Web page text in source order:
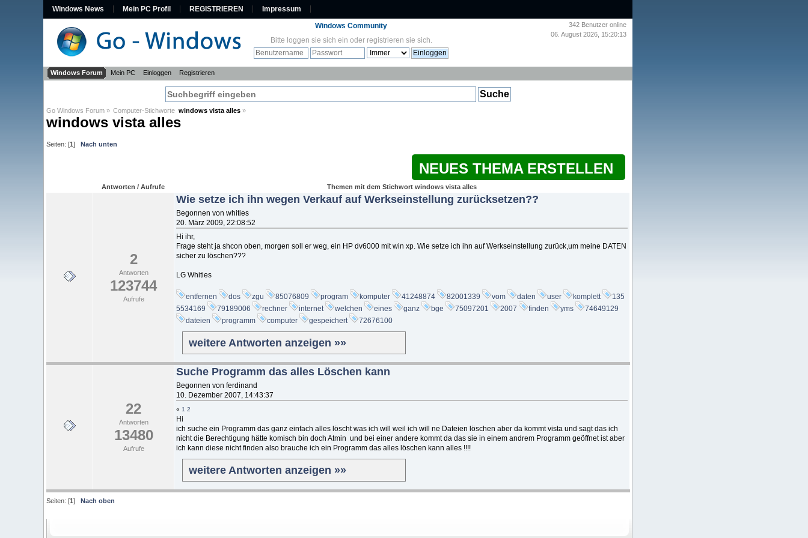
Windows News Mein PC Profil REGISTRIEREN Impressum
342 Benutzer online
06. August 2026, 15:20:13
Windows Community
Bitte loggen sie sich ein oder registrieren sie sich.
Windows Forum Mein PC Einloggen Registrieren
Go Windows Forum » Computer-Stichworte windows vista alles »
windows vista alles
Seiten: [1] Nach unten
NEUES THEMA ERSTELLEN
Antworten / Aufrufe Themen mit dem Stichwort windows vista alles
2
Antworten
123744
Aufrufe
Wie setze ich ihn wegen Verkauf auf Werkseinstellung zurücksetzen??
Begonnen von whities
20. März 2009, 22:08:52
Hi ihr,
Frage steht ja shcon oben, morgen soll er weg, ein HP dv6000 mit win xp. Wie setze ich ihn auf Werkseinstellung zurück,um meine DATEN
sicher zu löschen???
LG Whities
entfernen dos zgu 85076809 program komputer 41248874 82001339 vom daten user komplett
135
5534169
79189006 rechner internet welchen eines ganz bge 75097201 2007 finden yms
74649129
dateien
programm computer gespeichert 72676100
weitere Antworten anzeigen »»
22
Antworten
13480
Aufrufe
Suche Programm das alles Löschen kann
Begonnen von ferdinand
10. Dezember 2007, 14:43:37
« 1 2
Hi
ich suche ein Programm das ganz einfach alles löscht was ich will weil ich will ne Dateien löschen aber da kommt vista und sagt das ich
nicht die Berechtigung hätte komisch bin doch Atmin und bei einer andere kommt da das sie in einem andrem Programm geöffnet ist aber
ich kann diese nicht finden also brauche ich ein Programm das alles löschen kann alles !!!!
weitere Antworten anzeigen »»
Seiten: [1] Nach oben